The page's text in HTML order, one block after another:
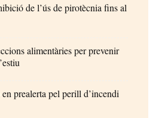
de l’ús de pirotècnia fins al
alimentàries per prevenir
prealerta pel perill d’incendi